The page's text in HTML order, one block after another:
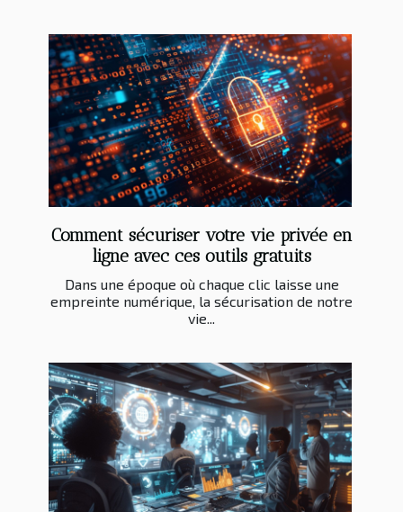
Comment sécuriser votre vie privée en
ligne avec ces outils gratuits
Dans une époque où chaque clic laisse une
empreinte numérique, la sécurisation de notre
vie...